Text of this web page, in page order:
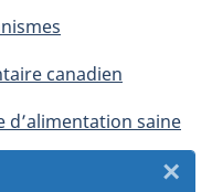
canadien
d’alimentation saine
×